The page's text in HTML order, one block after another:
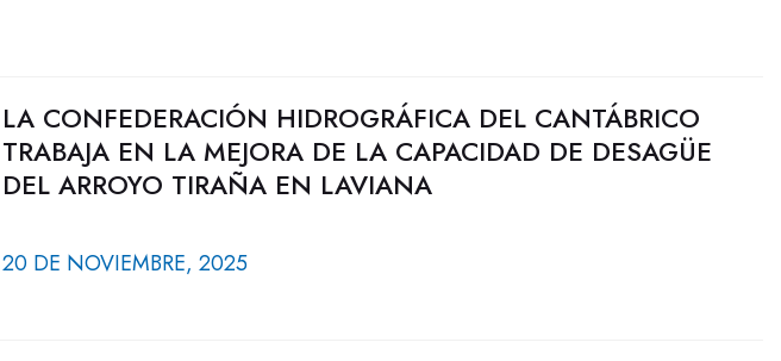
LA CONFEDERACIÓN HIDROGRÁFICA DEL CANTÁBRICO
TRABAJA EN LA MEJORA DE LA CAPACIDAD DE DESAGÜE
DEL ARROYO TIRAÑA EN LAVIANA
20 DE NOVIEMBRE, 2025